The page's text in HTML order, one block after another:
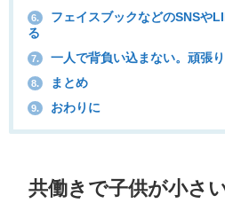
6.
フェイスブックなどのSNSや
る
7. 一人で背負い込まない。頑張
8. まとめ
9. おわりに
共働きで子供が小さ